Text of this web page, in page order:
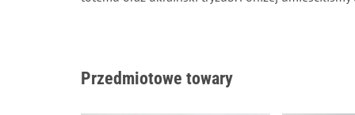
Przedmiotowe towary